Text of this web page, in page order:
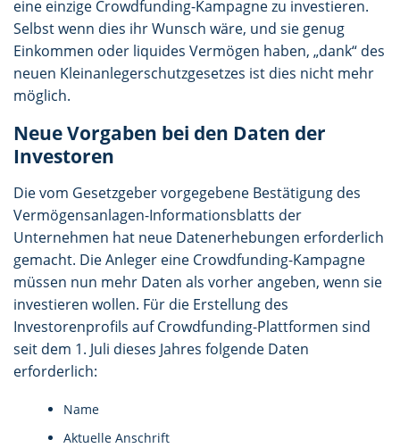
eine einzige Crowdfunding-Kampagne zu investieren.
Selbst wenn dies ihr Wunsch wäre, und sie genug
Einkommen oder liquides Vermögen haben, „dank“ des
neuen Kleinanlegerschutzgesetzes ist dies nicht mehr
möglich.
Neue Vorgaben bei den Daten der
Investoren
Die vom Gesetzgeber vorgegebene Bestätigung des
Vermögensanlagen-Informationsblatts der
Unternehmen hat neue Datenerhebungen erforderlich
gemacht. Die Anleger eine Crowdfunding-Kampagne
müssen nun mehr Daten als vorher angeben, wenn sie
investieren wollen. Für die Erstellung des
Investorenprofils auf Crowdfunding-Plattformen sind
seit dem 1. Juli dieses Jahres folgende Daten
erforderlich:
Name
Aktuelle Anschrift